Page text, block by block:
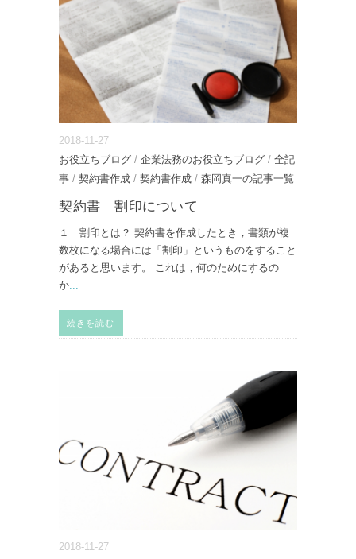
2018-11-27
お役立ちブログ / 企業法務のお役立ちブログ / 全記
事 / 契約書作成 / 契約書作成 / 森岡真一の記事一覧
契約書 割印について
１ 割印とは？ 契約書を作成したとき，書類が複
数枚になる場合には「割印」というものをすること
があると思います。 これは，何のためにするの
か...
続きを読む
2018-11-27